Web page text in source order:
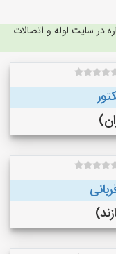
در سایت لوله و اتصالات